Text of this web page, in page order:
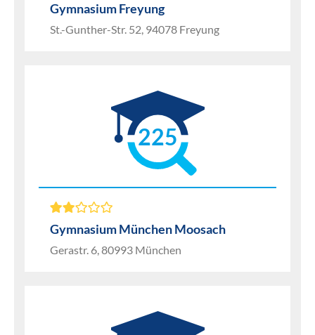
Gymnasium Freyung
St.-Gunther-Str. 52, 94078 Freyung
225
Gymnasium München Moosach
Gerastr. 6, 80993 München